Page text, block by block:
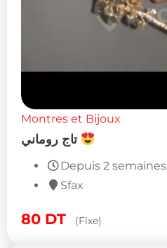
Montres et Bijoux
Depuis 2 semaines
Sfax
80 DT (Fixe)